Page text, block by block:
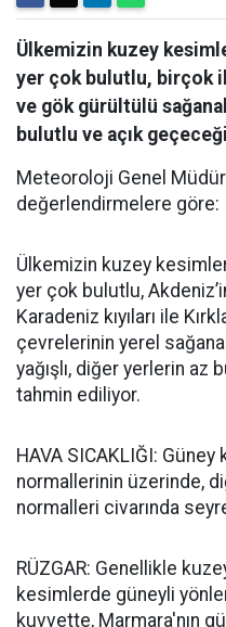
Ülkemizin kuzey
yer çok bulutlu, birçok
ve gök gürültülü
bulutlu ve açık
Meteoroloji Genel
değerlendirmelere göre:
Ülkemizin kuzey
yer çok bulutlu,
Karadeniz kıyıları ile
çevrelerinin yerel
yağışlı, diğer yerlerin az
tahmin ediliyor.
HAVA SICAKLIĞI:
normallerinin üzerinde,
normalleri civarında
RÜZGAR: Genellikle
kesimlerde güneyli
kuvvette, Marmara'nın